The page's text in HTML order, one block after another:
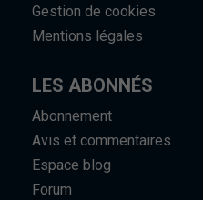
Gestion de cookies
Mentions légales
LES ABONNÉS
Abonnement
Avis et commentaires
Espace blog
Forum